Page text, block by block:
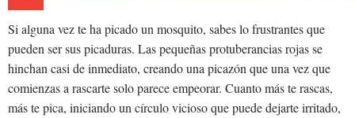
Si alguna vez te ha picado un mosquito, sabes lo frustrantes que
pueden ser sus picaduras. Las pequeñas protuberancias rojas se
hinchan casi de inmediato, creando una picazón que una vez que
comienzas a rascarte solo parece empeorar. Cuanto más te rascas,
más te pica, iniciando un círculo vicioso que puede dejarte irritado,